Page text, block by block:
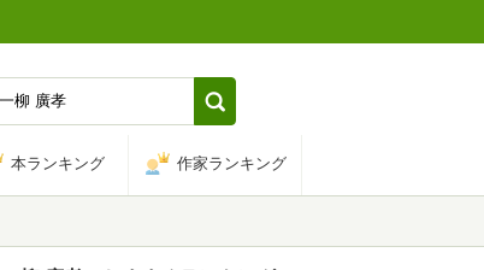
本ランキング 作家ランキング